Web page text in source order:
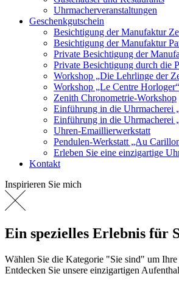
Uhrmacherveranstaltungen
Geschenkgutschein
Besichtigung der Manufaktur
Besichtigung der Manufaktur
Private Besichtigung der
Private Besichtigung durch die
Workshop „Die Lehrlinge der
Workshop „Le Centre Horloger“
Zenith Chronometrie-Workshop
Einführung in die Uhrmacherei
Einführung in die Uhrmacherei
Uhren-Emaillierwerkstatt
Pendulen-Werkstatt „Au
Erleben Sie eine einzigartige
Kontakt
Inspirieren Sie mich
Ein spezielles Erlebnis für
Wählen Sie die Kategorie "Sie sind" um
Entdecken Sie unsere einzigartigen